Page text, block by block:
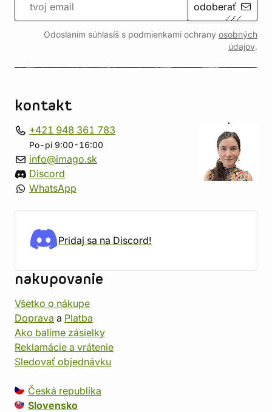
odoberať
Odoslaním súhlasíš s podmienkami ochrany osobných
údajov.
kontakt
+421 948 361 783
Po-pi 9:00-16:00
info@imago.sk
Discord
WhatsApp
Pridaj sa na Discord!
nakupovanie
Všetko o nákupe
Doprava a Platba
Ako balíme zásielky
Reklamácie a vrátenie
Sledovať objednávku
Česká republika
Slovensko